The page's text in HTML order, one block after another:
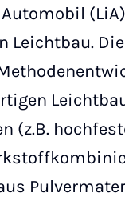
Leichtbau.
(z.B.